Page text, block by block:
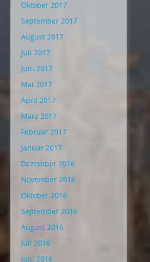
Oktober 2017
September 2017
August 2017
Juli 2017
Juni 2017
Mai 2017
April 2017
März 2017
Februar 2017
Januar 2017
Dezember 2016
November 2016
Oktober 2016
September 2016
August 2016
Juli 2016
Juni 2016